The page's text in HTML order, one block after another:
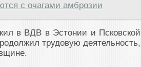
с очагами амброзии
в ВДВ в Эстонии и Псковской
трудовую деятельность,